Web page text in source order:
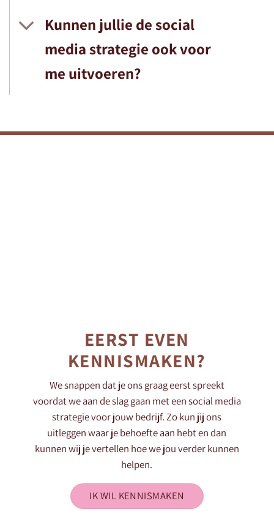
Kunnen jullie de social
media strategie ook voor
me uitvoeren?
EERST EVEN
KENNISMAKEN?
We snappen dat je ons graag eerst spreekt
voordat we aan de slag gaan met een social media
strategie voor jouw bedrijf. Zo kun jij ons
uitleggen waar je behoefte aan hebt en dan
kunnen wij je vertellen hoe we jou verder kunnen
helpen.
IK WIL KENNISMAKEN